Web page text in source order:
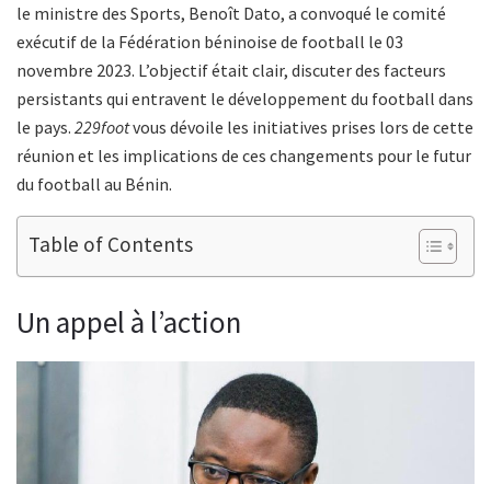
le ministre des Sports, Benoît Dato, a convoqué le comité
exécutif de la Fédération béninoise de football le 03
novembre 2023. L’objectif était clair, discuter des facteurs
persistants qui entravent le développement du football dans
le pays. 229footvous dévoile les initiatives prises lors de cette
réunion et les implications de ces changements pour le futur
du football au Bénin.
Table of Contents
Un appel à l’action